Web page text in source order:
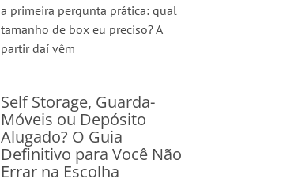
a primeira pergunta prática: qual
tamanho de box eu preciso? A
partir daí vêm
Self Storage, Guarda-
Móveis ou Depósito
Alugado? O Guia
Definitivo para Você Não
Errar na Escolha